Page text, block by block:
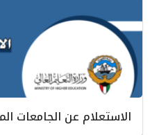
الاستعلام عن الجامعات